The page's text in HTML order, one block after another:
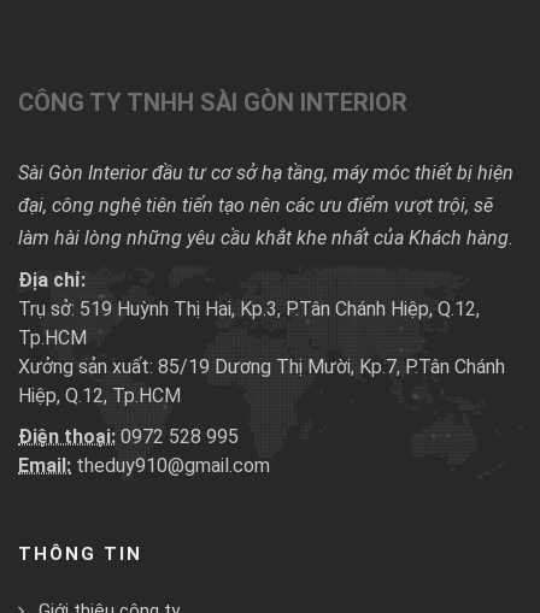
CÔNG TY TNHH SÀI GÒN INTERIOR
Sài Gòn Interior đầu tư cơ sở hạ tầng, máy móc thiết bị hiện
đại, công nghệ tiên tiến tạo nên các ưu điểm vượt trội, sẽ
làm hài lòng những yêu cầu khắt khe nhất của Khách hàng.
Địa chỉ:
Trụ sở: 519 Huỳnh Thị Hai, Kp.3, P.Tân Chánh Hiệp, Q.12,
Tp.HCM
Xưởng sản xuất: 85/19 Dương Thị Mười, Kp.7, P.Tân Chánh
Hiệp, Q.12, Tp.HCM
Điện thoại: 0972 528 995
Email: theduy910@gmail.com
THÔNG TIN